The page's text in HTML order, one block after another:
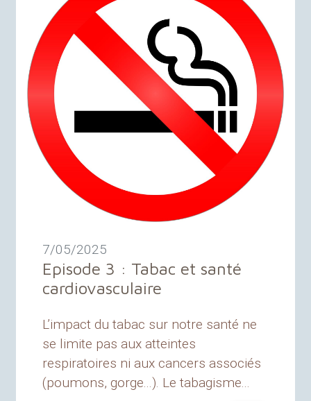
7/05/2025
Episode 3 : Tabac et santé
cardiovasculaire
L’impact du tabac sur notre santé ne
se limite pas aux atteintes
respiratoires ni aux cancers associés
(poumons, gorge...). Le tabagisme...